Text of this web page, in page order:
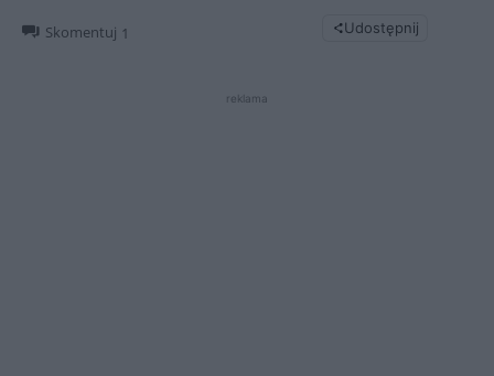
Skomentuj 1 Udostępnij
reklama